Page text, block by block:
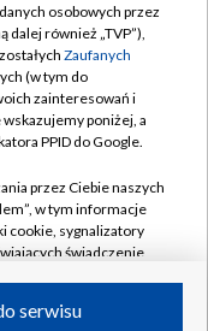
osobowych przez
dalej również „TVP”),
Zaufanych
(w tym do
zainteresowań i
poniżej, a
PPID do Google.
przez Ciebie naszych
w tym informacje
cookie, sygnalizatory
świadczenie
serwisu